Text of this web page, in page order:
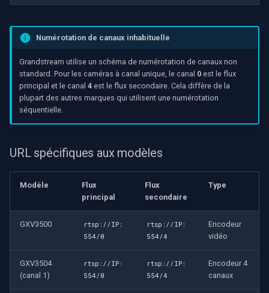
Numérotation de canaux inhabituelle
Grandstream utilise un schéma de numérotation de canaux non
standard. Pour les caméras à canal unique, le canal 0 est le flux
principal et le canal 4 est le flux secondaire. Cela diffère de la
plupart des autres marques qui utilisent une numérotation
séquentielle.
URL spécifiques aux modèles
Modèle
Flux
principal
Flux
secondaire
Type
GXV3500
rtsp://IP:
554/0
rtsp://IP:
554/4
Encodeur
vidéo
GXV3504
(canal 1)
rtsp://IP:
554/0
rtsp://IP:
554/4
Encodeur 4
canaux